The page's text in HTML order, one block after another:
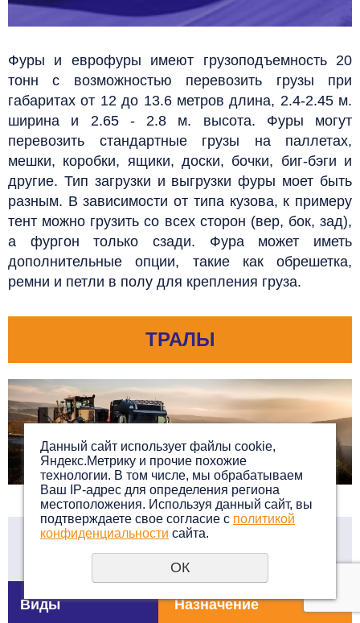
Фуры и еврофуры имеют грузоподъемность 20
тонн с возможностью перевозить грузы при
габаритах от 12 до 13.6 метров длина, 2.4-2.45 м.
ширина и 2.65 - 2.8 м. высота. Фуры могут
перевозить стандартные грузы на паллетах,
мешки, коробки, ящики, доски, бочки, биг-бэги и
другие. Тип загрузки и выгрузки фуры моет быть
разным. В зависимости от типа кузова, к примеру
тент можно грузить со всех сторон (вер, бок, зад),
а фургон только сзади. Фура может иметь
дополнительные опции, такие как обрешетка,
ремни и петли в полу для крепления груза.
ТРАЛЫ
Перевозка грузов тралами
Виды Назначение
Данный сайт использует файлы cookie,
Яндекс.Метрику и прочие похожие
технологии. В том числе, мы обрабатываем
Ваш IP-адрес для определения региона
местоположения. Используя данный сайт, вы
подтверждаете свое согласие с политикой
конфиденциальности сайта.
ОК